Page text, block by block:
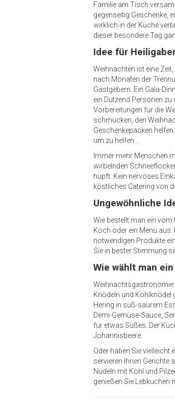
Familie am Tisch
gegenseitig Geschenke,
wirklich in der Küche
dieser besondere Tag
Idee für
Weihnachten ist eine
nach Monaten der
Gastgebern. Ein Gala-
ein Dutzend Personen
Vorbereitungen für die
schmücken, den
Geschenkepacken
um zu helfen ...
Immer mehr Menschen
wirbelnden
hüpft. Kein nervöses
köstliches Catering von
Ungewöhnliche
Wie bestellt man ein
Koch oder ein Menü aus.
notwendigen Produkte
Sie in bester Stimmung
Wie wählt man
Weihnachtsgastronomie
Knödeln und Kohlknödel
Hering in süß-saurem
Demi-Gemüse-Sauce,
für etwas Süßes. Der
Johannisbeere.
Oder haben Sie vielleicht
servieren Ihnen Gerichte
Nudeln mit Kohl und
genießen Sie Lebkuchen